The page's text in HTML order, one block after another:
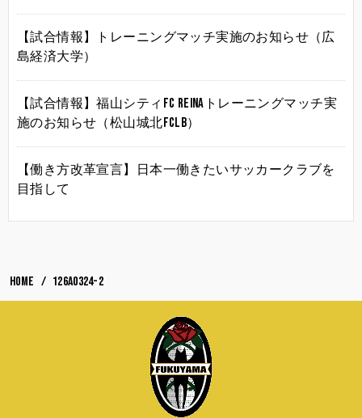
【試合情報】トレーニングマッチ実施のお知らせ（広
島経済大学）
【試合情報】福山シティFC Reinaトレーニングマッチ実
施のお知らせ（松山城北FCLB）
【働き方改革宣言】日本一働きたいサッカークラブを
目指して
HOME 126A0324-2